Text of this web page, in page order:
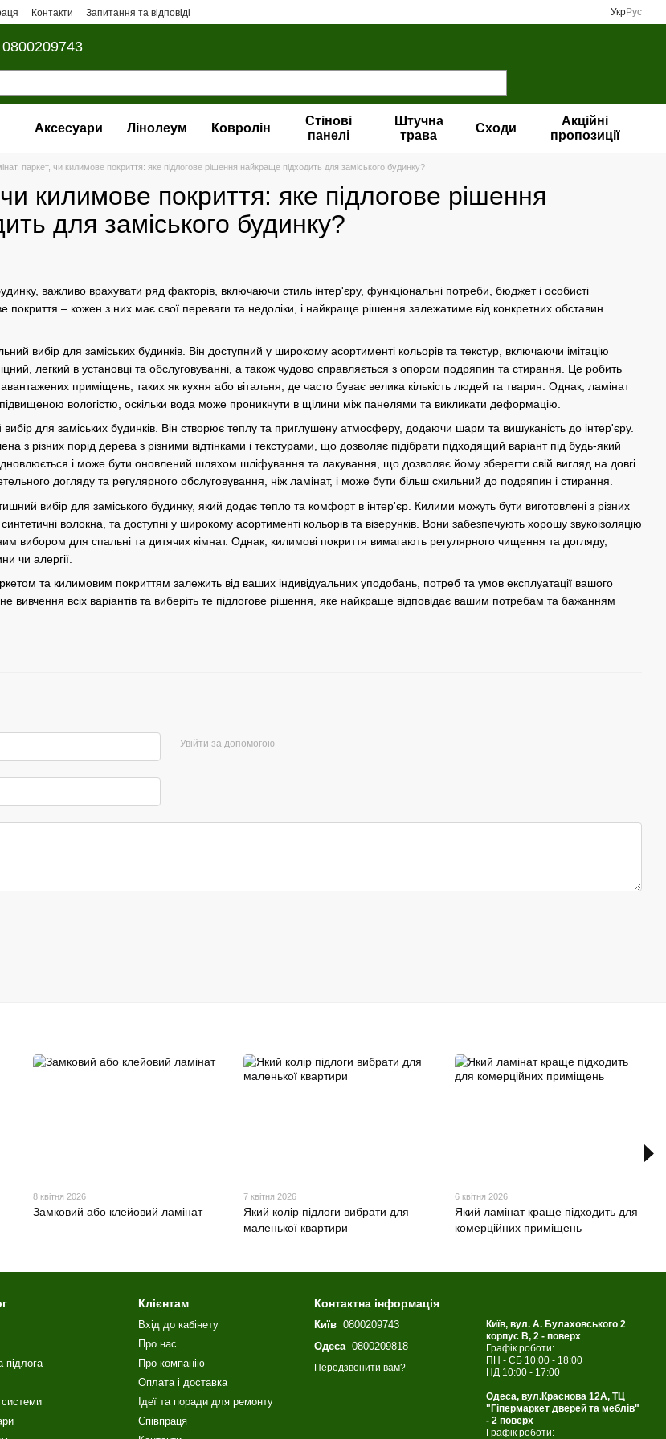
Контакти Запитання та відповіді УкрРус
0800209743
Аксесуари Лінолеум Ковролін
Стінові
панелі
Штучна
трава
Сходи
Акційні
пропозиції
паркет, чи килимове покриття: яке підлогове рішення найкраще підходить для заміського будинку?
килимове покриття: яке підлогове рішення
для заміського будинку?
важливо врахувати ряд факторів, включаючи стиль інтер'єру, функціональні потреби, бюджет і особисті
покриття – кожен з них має свої переваги та недоліки, і найкраще рішення залежатиме від конкретних обставин
вибір для заміських будинків. Він доступний у широкому асортименті кольорів та текстур, включаючи імітацію
легкий в установці та обслуговуванні, а також чудово справляється з опором подряпин та стирання. Це робить
приміщень, таких як кухня або вітальня, де часто буває велика кількість людей та тварин. Однак, ламінат
вологістю, оскільки вода може проникнути в щілини між панелями та викликати деформацію.
для заміських будинків. Він створює теплу та приглушену атмосферу, додаючи шарм та вишуканість до інтер'єру.
з різних порід дерева з різними відтінками і текстурами, що дозволяє підібрати підходящий варіант під будь-який
і може бути оновлений шляхом шліфування та лакування, що дозволяє йому зберегти свій вигляд на довгі
догляду та регулярного обслуговування, ніж ламінат, і може бути більш схильний до подряпин і стирання.
вибір для заміського будинку, який додає тепло та комфорт в інтер'єр. Килими можуть бути виготовлені з різних
волокна, та доступні у широкому асортименті кольорів та візерунків. Вони забезпечують хорошу звукоізоляцію
вибором для спальні та дитячих кімнат. Однак, килимові покриття вимагають регулярного чищення та догляду,
чи алергії.
та килимовим покриттям залежить від ваших індивідуальних уподобань, потреб та умов експлуатації вашого
вивчення всіх варіантів та виберіть те підлогове рішення, яке найкраще відповідає вашим потребам та бажанням
Увійти за допомогою
8 квітня 2026
Замковий або клейовий ламінат
7 квітня 2026
Який колір підлоги вибрати для
маленької квартири
6 квітня 2026
Який ламінат краще підходить для
комерційних приміщень
пiдлога
системи
Клієнтам
Вхід до кабінету
Про нас
Про компанію
Оплата і доставка
Ідеї та поради для ремонту
Співпраця
Контактна інформація
Київ 0800209743
Одеса0800209818
Передзвонити вам?
Київ, вул. А. Булаховського 2
корпус B, 2 - поверх
Графік роботи:
ПН - СБ 10:00 - 18:00
НД 10:00 - 17:00
Одеса, вул.Краснова 12А, ТЦ
"Гіпермаркет дверей та меблів"
- 2 поверх
Графік роботи: